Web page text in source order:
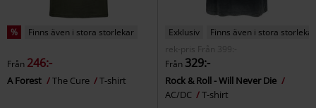
% Finns även i stora storlekar
Från 246:-
A Forest The Cure T-shirt
Exklusiv
Finns även i stora storlekar
rek-pris
Från
399:-
Från 329:-
Rock & Roll - Will Never Die
AC/DC
T-shirt